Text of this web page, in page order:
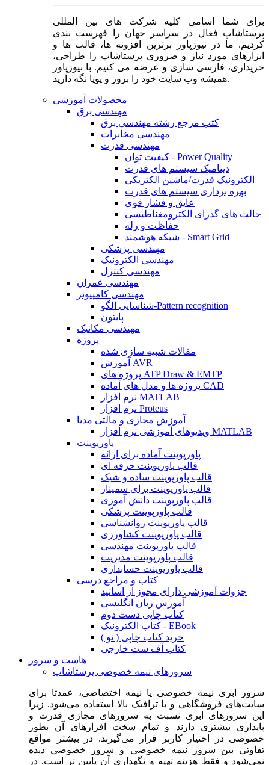
برای شما اسامی کلیه شرکت های بین المللی
پرستاشاپ فعال در سراسر جهان را فهرست بندی
کردیم. ما در نیوزپاور برترین افزونه ها، قالب ها و
ابزارهای مورد نیاز و ضروری پرستاشاپ را طراحی،
خریداری، فارسی سازی و عرضه می کنیم. با نیوزپاور
همیشه وب سایت خود را بروز و پویا نگه دارید.
محصولات آموزشی
مهندسی برق
کتب مرجع رشته مهندسی برق
مهندسی مخابرات
مهندسی قدرت
کیفیت توان - Power Quality
دینامیک سیستم های قدرت
الکترونیک قدرت/ماشین الکتریکی
بهره برداری سیستم های قدرت
عایق و فشار قوی
حالت های گذرای الکترومغناطیسی
حفاظت و رله
شبکه هوشمند - Smart Grid
مهندسی پزشکی
مهندسی الکترونیک
مهندسی کنترل
مهندسی عمران
مهندسی کامپیوتر
شناسایی الگو-Pattern recognition
پایتون
مهندسی مکانیک
پروژه
مقالات شبیه سازی شده
آموزش AVR
پروژه های ATP Draw & EMTP
پروژه ها و مدل های آماده CAD
نرم افزار MATLAB
نرم افزار Proteus
آموزش مجازی و مالتی مدیا
ویدیوهای آموزشی نرم افزار MATLAB
پاورپوینت
پاورپوینت آماده برای ارائه
قالب پاورپوینت حرفه ای
قالب پاورپوینت ساده و شیک
قالب پاورپوینت برای سمینار
قالب پاورپوینت دانش آموزی
قالب پاورپوینت پزشکی
قالب پاورپوینت روانشناسی
قالب پاورپوینت کشاورزی
قالب پاورپوینت مهندسی
قالب پاورپوینت مدیریت
قالب پاورپوینت حسابداری
کتاب و مراجع درسی
جزوات آموزشی دارای مجوز از اساتید
آموزش زبان انگلیسی
کتاب چاپی دست دوم
کتاب الکترونیک - EBook
خرید کتاب چاپی ( نو )
کتاب آف ست خارجی
هاست و سرور
سرورهای نیمه خصوصی پرستاشاپ
سرور ابری نیمه خصوصی یا نیمه اختصاصی، عمدتا برای
سایت‌های فروشگاهی و با ترافیک بالا استفاده می‌شود. زیرا
این سرورهای ابری نسبت به سرورهای مجازی قدرت و
پایداری بیشتری دارند و تمام سخت افزارهای آن بطور
خصوصی در اختیار کاربر قرار می‌گیرند. در بیشتر مواقع
تفاوتی بین سرور نیمه خصوصی و سرور خصوصی دیده
نمی‌شود و فقط هزینه تهیه و نگهداری آن پایین تر است. در